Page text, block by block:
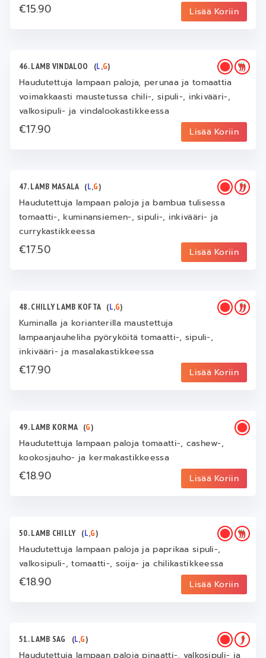
€15.90 Lisää Koriin
46. LAMB VINDALOO (L,G)
Haudutettuja lampaan paloja, perunaa ja tomaattia
voimakkaasti maustetussa chili-, sipuli-, inkivääri-,
valkosipuli- ja vindalookastikkeessa
€17.90 Lisää Koriin
47. LAMB MASALA (L,G)
Haudutettuja lampaan paloja ja bambua tulisessa
tomaatti-, kuminansiemen-, sipuli-, inkivääri- ja
currykastikkeessa
€17.50 Lisää Koriin
48. CHILLY LAMB KOFTA (L,G)
Kuminalla ja korianterilla maustettuja
lampaanjauheliha pyöryköitä tomaatti-, sipuli-,
inkivääri- ja masalakastikkeessa
€17.90 Lisää Koriin
49. LAMB KORMA (G)
Haudutettuja lampaan paloja tomaatti-, cashew-,
kookosjauho- ja kermakastikkeessa
€18.90 Lisää Koriin
50. LAMB CHILLY (L,G)
Haudutettuja lampaan paloja ja paprikaa sipuli-,
valkosipuli-, tomaatti-, soija- ja chilikastikkeessa
€18.90 Lisää Koriin
51. LAMB SAG (L,G)
Haudutettuja lampaan paloja pinaatti-, valkosipuli- ja